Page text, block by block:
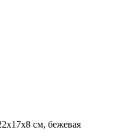
см, бежевая